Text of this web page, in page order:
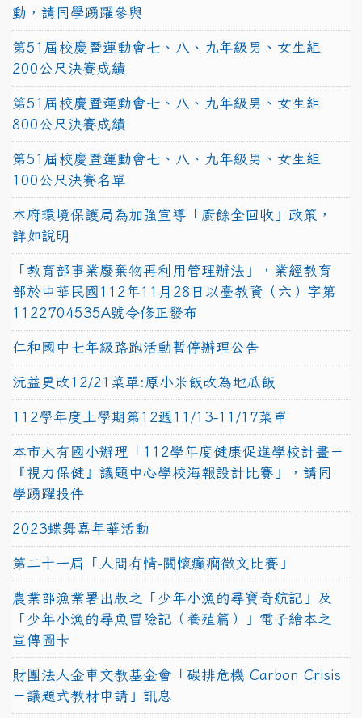
動，請同學踴躍參與
第51屆校慶暨運動會七、八、九年級男、女生組
200公尺決賽成績
第51屆校慶暨運動會七、八、九年級男、女生組
800公尺決賽成績
第51屆校慶暨運動會七、八、九年級男、女生組
100公尺決賽名單
本府環境保護局為加強宣導「廚餘全回收」政策，
詳如說明
「教育部事業廢棄物再利用管理辦法」，業經教育
部於中華民國112年11月28日以臺教資（六）字第
1122704535A號令修正發布
仁和國中七年級路跑活動暫停辦理公告
沅益更改12/21菜單:原小米飯改為地瓜飯
112學年度上學期第12週11/13-11/17菜單
本市大有國小辦理「112學年度健康促進學校計畫－
『視力保健』議題中心學校海報設計比賽」，請同
學踴躍投件
2023蝶舞嘉年華活動
第二十一屆「人間有情-關懷癲癇徵文比賽」
農業部漁業署出版之「少年小漁的尋寶奇航記」及
「少年小漁的尋魚冒險記（養殖篇）」電子繪本之
宣傳圖卡
財團法人金車文教基金會「碳排危機 Carbon Crisis
－議題式教材申請」訊息